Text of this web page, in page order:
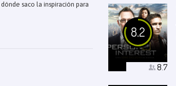
saco la inspiración para
8.2
8.7